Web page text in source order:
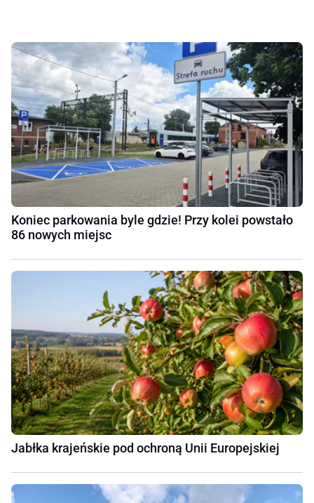
Koniec parkowania byle gdzie! Przy kolei powstało
86 nowych miejsc
Jabłka krajeńskie pod ochroną Unii Europejskiej